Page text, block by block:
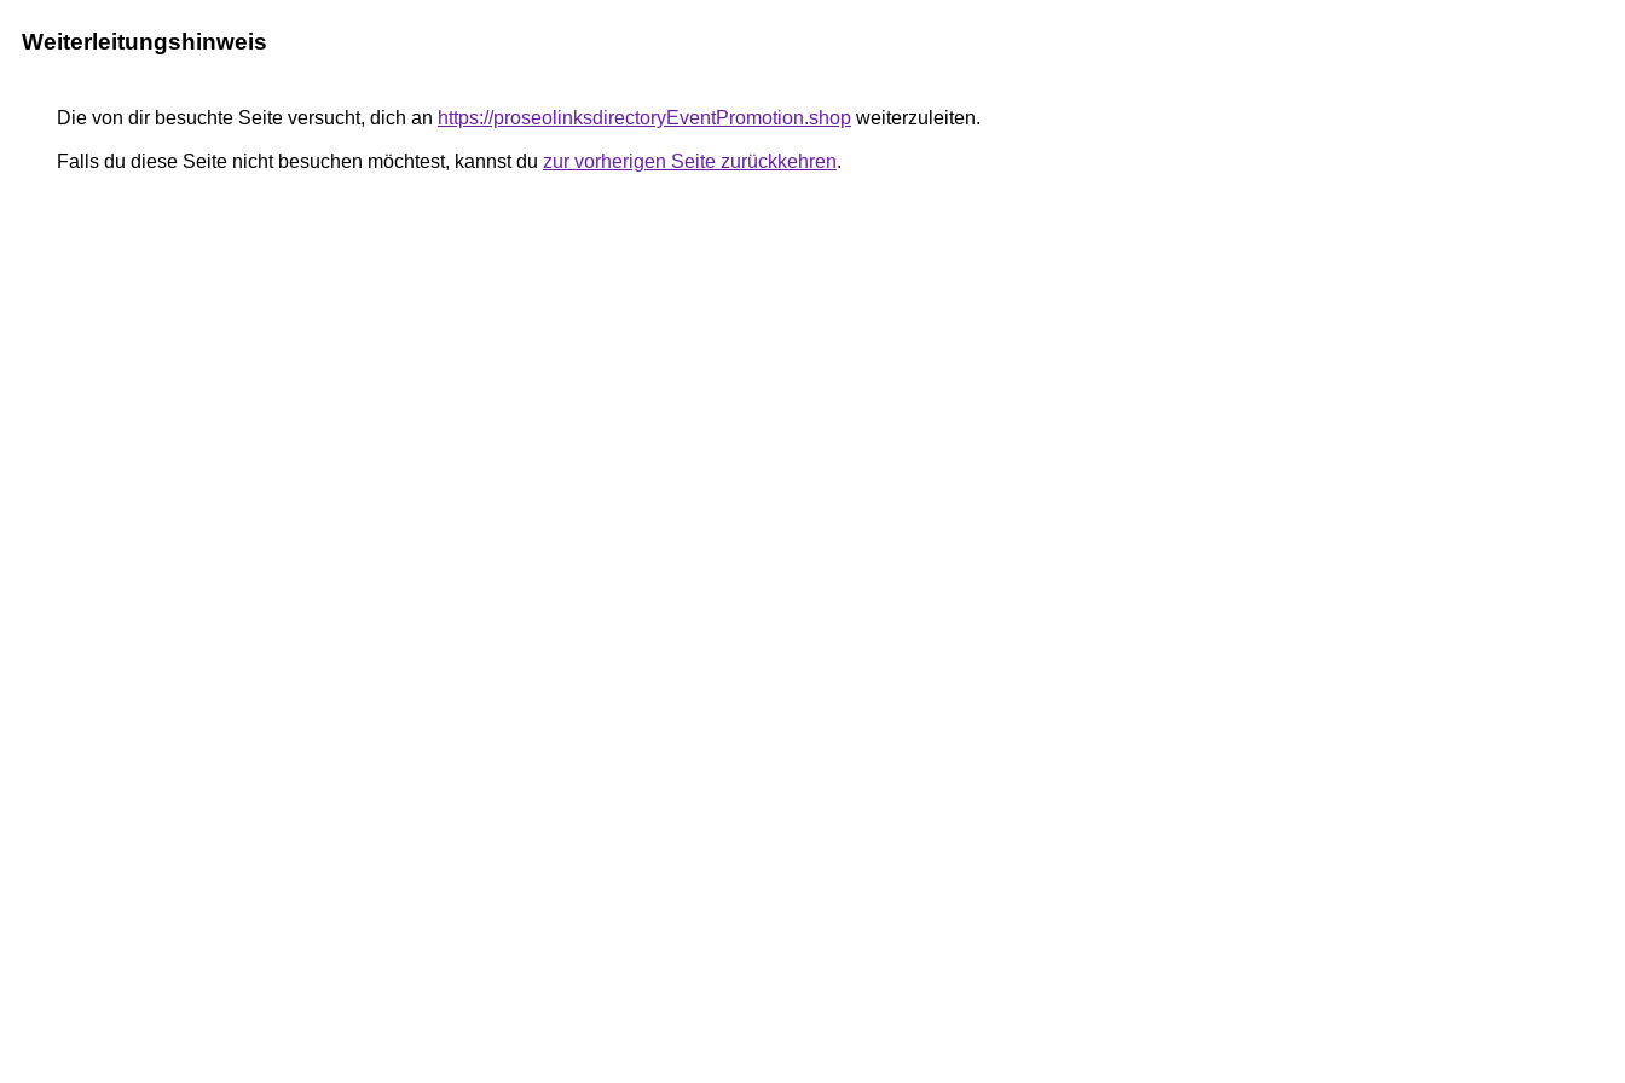
Weiterleitungshinweis
Die von dir besuchte Seite versucht, dich an https://proseolinksdirectoryEventPromotion.shop weiterzuleiten.
Falls du diese Seite nicht besuchen möchtest, kannst du zur vorherigen Seite zurückkehren.